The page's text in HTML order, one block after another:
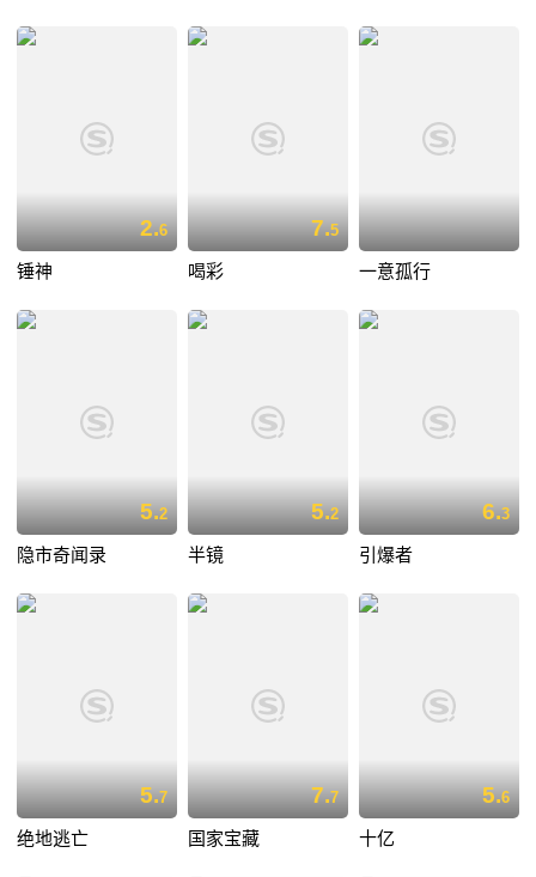
2.6
锤神
7.5
喝彩 一意孤行
5.2
隐市奇闻录
5.2
半镜
6.3
引爆者
5.7
绝地逃亡
7.7
国家宝藏
5.6
十亿